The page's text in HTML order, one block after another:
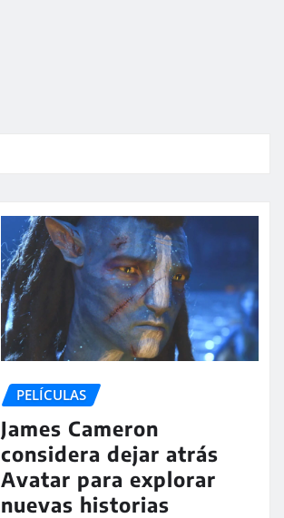
PELÍCULAS
James Cameron
considera dejar atrás
Avatar para explorar
nuevas historias